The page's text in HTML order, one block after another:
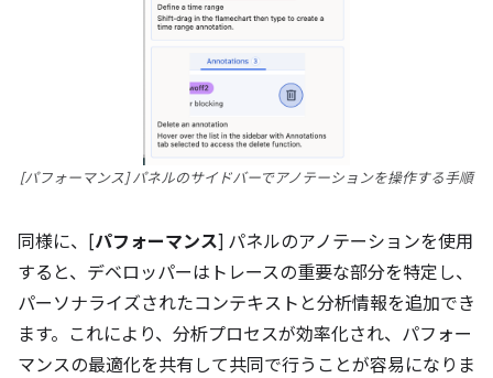
[パフォーマンス] パネルのサイドバーでアノテーションを操作する手順
同様に、[パフォーマンス] パネルのアノテーションを使用
すると、デベロッパーはトレースの重要な部分を特定し、
パーソナライズされたコンテキストと分析情報を追加でき
ます。これにより、分析プロセスが効率化され、パフォー
マンスの最適化を共有して共同で行うことが容易になりま